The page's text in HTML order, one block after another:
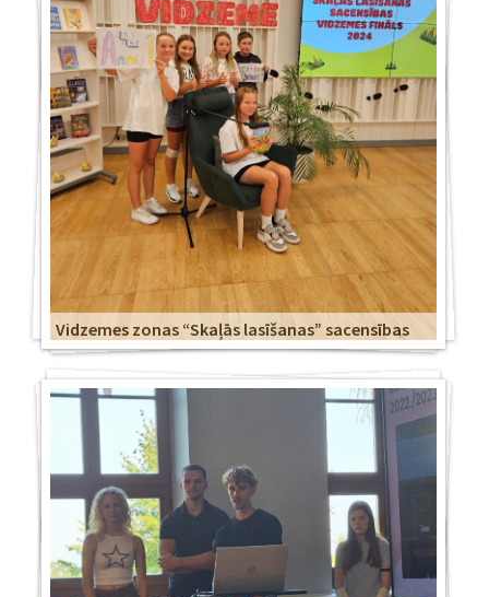
Vidzemes zonas “Skaļās lasīšanas” sacensības